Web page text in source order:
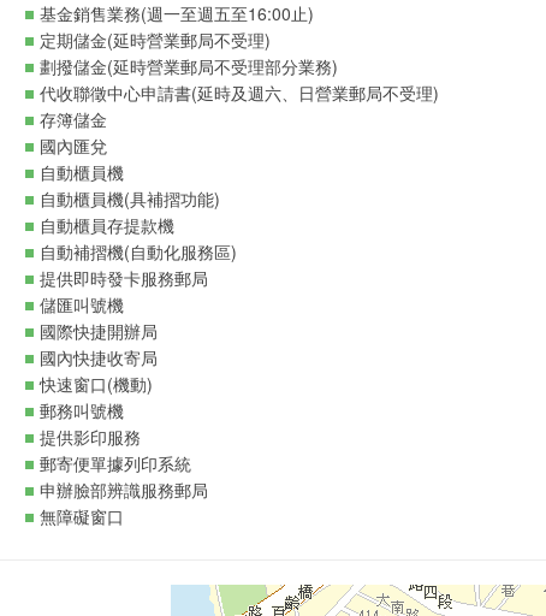
基金銷售業務(週一至週五至16:00止)
定期儲金(延時營業郵局不受理)
劃撥儲金(延時營業郵局不受理部分業務)
代收聯徵中心申請書(延時及週六、日營業郵局不受理)
存簿儲金
國內匯兌
自動櫃員機
自動櫃員機(具補摺功能)
自動櫃員存提款機
自動補摺機(自動化服務區)
提供即時發卡服務郵局
儲匯叫號機
國際快捷開辦局
國內快捷收寄局
快速窗口(機動)
郵務叫號機
提供影印服務
郵寄便單據列印系統
申辦臉部辨識服務郵局
無障礙窗口